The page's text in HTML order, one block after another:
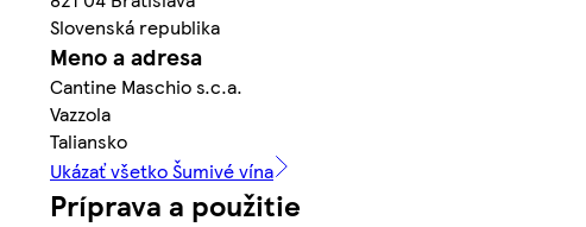
Slovenská republika
Meno a adresa
Cantine Maschio s.c.a.
Vazzola
Taliansko
Ukázať všetko Šumivé vína
Príprava a použitie